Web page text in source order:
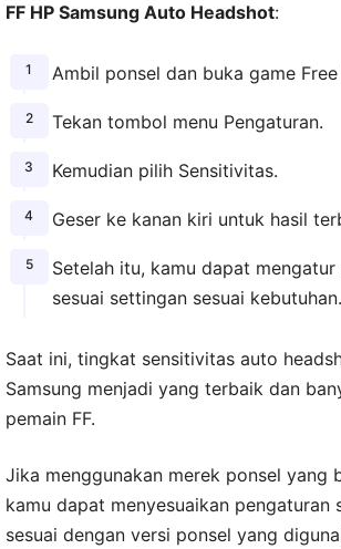
FF HP Samsung Auto Headshot:
Ambil ponsel dan buka game Free
Tekan tombol menu Pengaturan.
Kemudian pilih Sensitivitas.
Geser ke kanan kiri untuk hasil
Setelah itu, kamu dapat
sesuai settingan sesuai kebutuhan.
Saat ini, tingkat sensitivitas auto
Samsung menjadi yang terbaik dan
pemain FF.
Jika menggunakan merek ponsel yang
kamu dapat menyesuaikan pengaturan
sesuai dengan versi ponsel yang